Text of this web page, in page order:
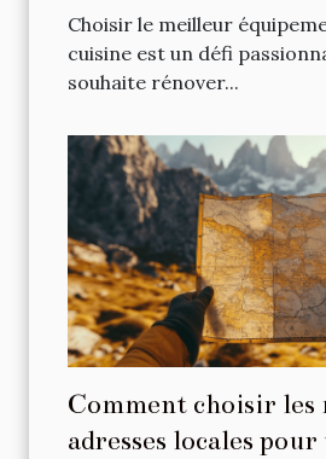
Choisir le meilleur
cuisine est un défi
souhaite rénover...
Comment choisir les
adresses locales pour